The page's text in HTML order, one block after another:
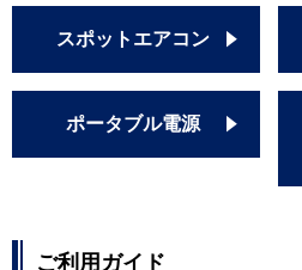
スポットエアコン
ポータブル電源
ご利用ガイド